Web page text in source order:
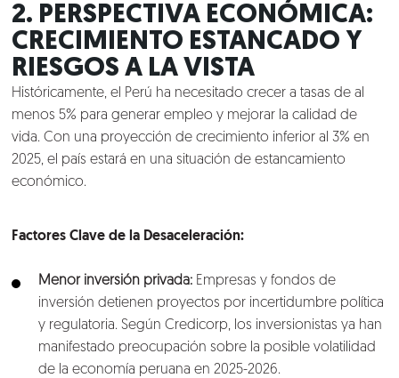
2. PERSPECTIVA ECONÓMICA:
CRECIMIENTO ESTANCADO Y
RIESGOS A LA VISTA
Históricamente, el Perú ha necesitado crecer a tasas de al
menos 5% para generar empleo y mejorar la calidad de
vida. Con una proyección de crecimiento inferior al 3% en
2025, el país estará en una situación de estancamiento
económico.
Factores Clave de la Desaceleración:
Menor inversión privada: Empresas y fondos de
inversión detienen proyectos por incertidumbre política
y regulatoria. Según Credicorp, los inversionistas ya han
manifestado preocupación sobre la posible volatilidad
de la economía peruana en 2025-2026.